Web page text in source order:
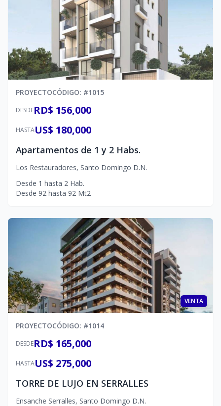
PROYECTOCÓDIGO: #1015
DESDERD$ 156,000
HASTAUS$ 180,000
Apartamentos de 1 y 2 Habs.
Los Restauradores, Santo Domingo D.N.
Desde 1 hasta 2 Hab.
Desde 92 hasta 92 Mt2
VENTA
PROYECTOCÓDIGO: #1014
DESDERD$ 165,000
HASTAUS$ 275,000
TORRE DE LUJO EN SERRALLES
Ensanche Serralles, Santo Domingo D.N.